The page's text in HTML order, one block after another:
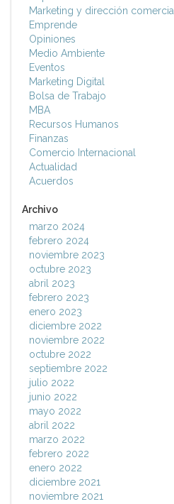
Marketing y dirección comercial
Emprende
Opiniones
Medio Ambiente
Eventos
Marketing Digital
Bolsa de Trabajo
MBA
Recursos Humanos
Finanzas
Comercio Internacional
Actualidad
Acuerdos
Archivo
marzo 2024
febrero 2024
noviembre 2023
octubre 2023
abril 2023
febrero 2023
enero 2023
diciembre 2022
noviembre 2022
octubre 2022
septiembre 2022
julio 2022
junio 2022
mayo 2022
abril 2022
marzo 2022
febrero 2022
enero 2022
diciembre 2021
noviembre 2021